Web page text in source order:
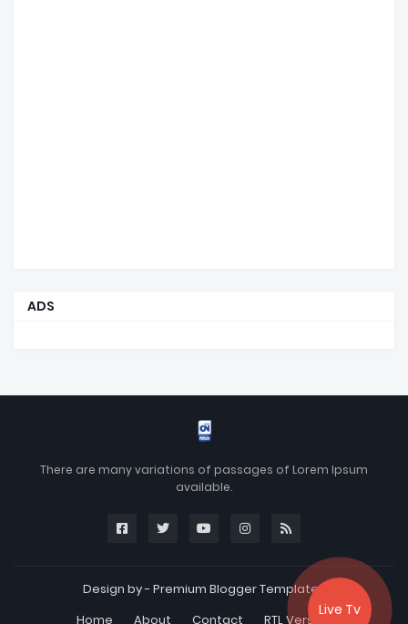
ADS
Live Tv
There are many variations of passages of Lorem Ipsum
available.
Design by - Premium Blogger Templates
Home
About Contact RTL Version